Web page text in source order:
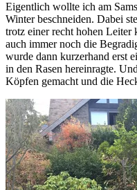
Eigentlich wollte ich am
Winter beschneiden. Dabei
trotz einer recht hohen
auch immer noch die
wurde dann kurzerhand erst
in den Rasen hereinragte.
Köpfen gemacht und die